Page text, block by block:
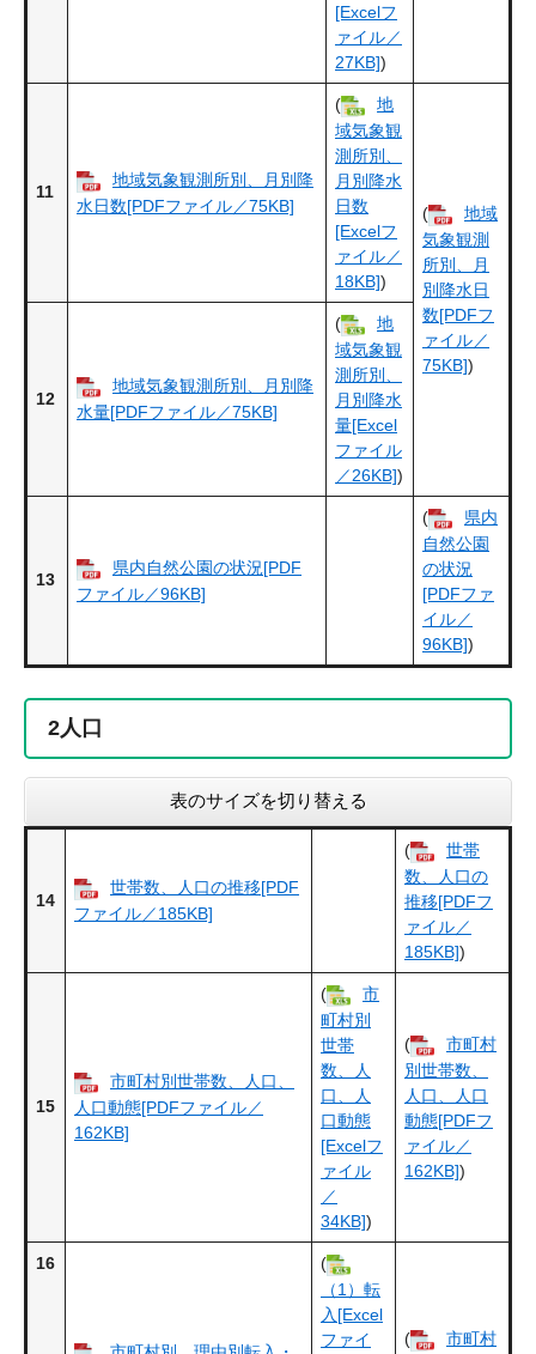
[Excelフ
ァイル／
27KB])
11
地域気象観測所別、月別降
水日数[PDFファイル／75KB]
(
地
域気象観
測所別、
月別降水
日数
[Excelフ
ァイル／
18KB])
(
地域
気象観測
所別、月
別降水日
数[PDFフ
ァイル／
75KB])
12
地域気象観測所別、月別降
水量[PDFファイル／75KB]
(
地
域気象観
測所別、
月別降水
量[Excel
ファイル
／26KB])
13
県内自然公園の状況[PDF
ファイル／96KB]
(
県内
自然公園
の状況
[PDFファ
イル／
96KB])
2人口
表のサイズを切り替える
14
世帯数、人口の推移[PDF
ファイル／185KB]
(
世帯
数、人口の
推移[PDFフ
ァイル／
185KB])
15
市町村別世帯数、人口、
人口動態[PDFファイル／
162KB]
(
市
町村別
世帯
数、人
口、人
口動態
[Excelフ
ァイル
／
34KB])
(
市町村
別世帯数、
人口、人口
動態[PDFフ
ァイル／
162KB])
16
(
（1）転
入[Excel
ファイ
( 市町村